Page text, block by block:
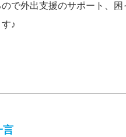
で外出支援のサポート、困
♪
言